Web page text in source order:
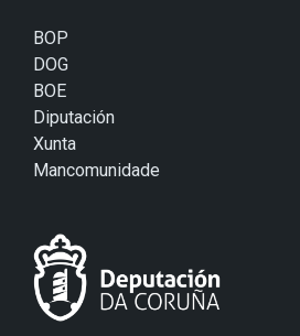
BOP
DOG
BOE
Diputación
Xunta
Mancomunidade